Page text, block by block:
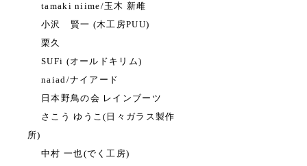
tamaki niime/玉木 新雌
小沢 賢一 (木工房PUU)
栗久
SUFi (オールドキリム)
naiad/ナイアード
日本野鳥の会 レインブーツ
さこう ゆうこ(日々ガラス製作
所)
中村 一也(でく工房)